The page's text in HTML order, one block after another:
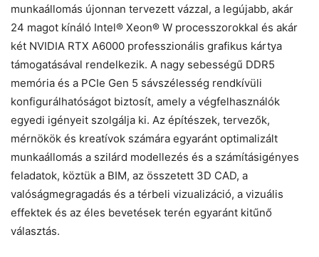
munkaállomás újonnan tervezett vázzal, a legújabb, akár
24 magot kínáló Intel® Xeon® W processzorokkal és akár
két NVIDIA RTX A6000 professzionális grafikus kártya
támogatásával rendelkezik. A nagy sebességű DDR5
memória és a PCIe Gen 5 sávszélesség rendkívüli
konfigurálhatóságot biztosít, amely a végfelhasználók
egyedi igényeit szolgálja ki. Az építészek, tervezők,
mérnökök és kreatívok számára egyaránt optimalizált
munkaállomás a szilárd modellezés és a számításigényes
feladatok, köztük a BIM, az összetett 3D CAD, a
valóságmegragadás és a térbeli vizualizáció, a vizuális
effektek és az éles bevetések terén egyaránt kitűnő
választás.